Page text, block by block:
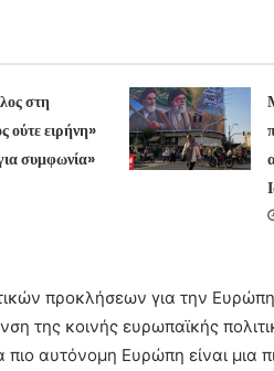
στη
ούτε ειρήνη»
συμφωνία»
προκλήσεων για την
της κοινής ευρωπαϊκής
αυτόνομη Ευρώπη είναι μια